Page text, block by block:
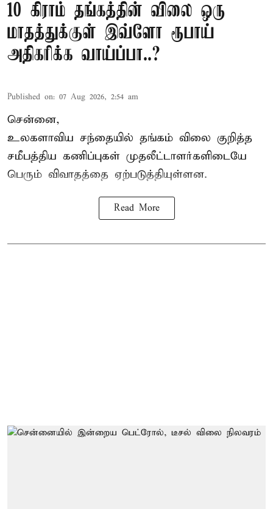
10 கிராம் தங்கத்தின் விலை ஒரு
மாதத்துக்குள் இவ்ளோ ரூபாய்
அதிகரிக்க வாய்ப்பா..?
Published on: 07 Aug 2026, 2:54 am
சென்னை,
உலகளாவிய சந்தையில் தங்கம் விலை குறித்த
சமீபத்திய கணிப்புகள் முதலீட்டாளர்களிடையே
பெரும் விவாதத்தை ஏற்படுத்தியுள்ளன.
Read More